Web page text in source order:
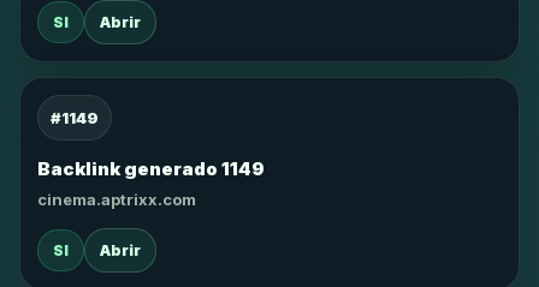
SI Abrir
#1149
Backlink generado 1149
cinema.aptrixx.com
SI Abrir